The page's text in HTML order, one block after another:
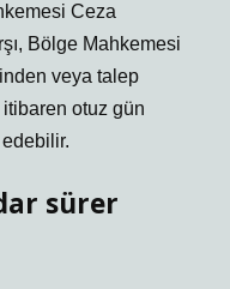
Ceza
Bölge Mahkemesi
veya talep
otuz gün
sürer